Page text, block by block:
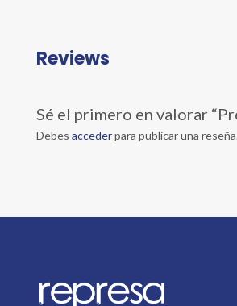
Reviews
Sé el primero en valorar
Debes accederpara publicar una reseña.